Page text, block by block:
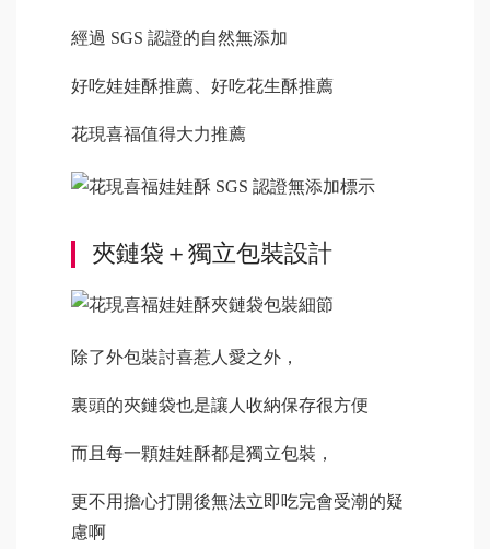
經過 SGS 認證的自然無添加
好吃娃娃酥推薦、好吃花生酥推薦
花現喜福值得大力推薦
夾鏈袋＋獨立包裝設計
除了外包裝討喜惹人愛之外，
裏頭的夾鏈袋也是讓人收納保存很方便
而且每一顆娃娃酥都是獨立包裝，
更不用擔心打開後無法立即吃完會受潮的疑
慮啊